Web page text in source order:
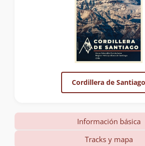
Cordillera de Santiago
Información básica
Tracks y mapa